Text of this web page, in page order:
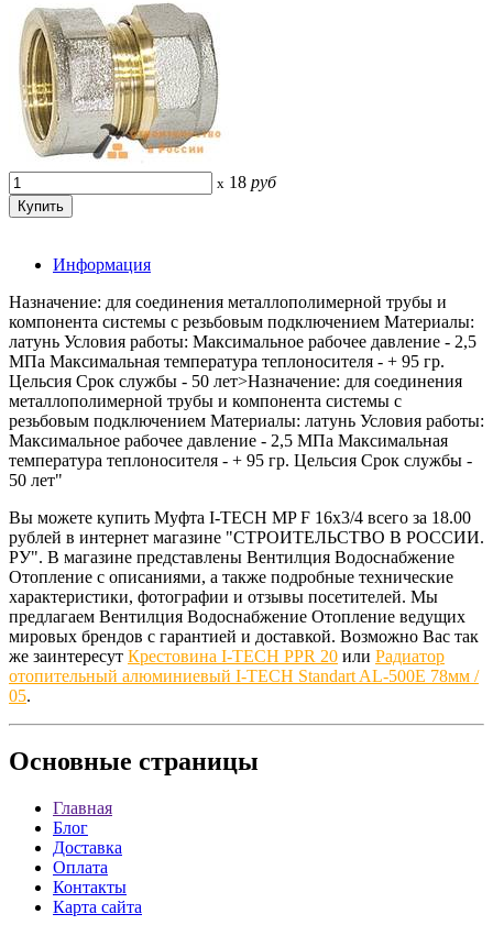
x 18 руб
Информация
Назначение: для соединения металлополимерной трубы и
компонента системы с резьбовым подключением Материалы:
латунь Условия работы: Максимальное рабочее давление - 2,5
МПа Максимальная температура теплоносителя - + 95 гр.
Цельсия Срок службы - 50 лет>Назначение: для соединения
металлополимерной трубы и компонента системы с
резьбовым подключением Материалы: латунь Условия работы:
Максимальное рабочее давление - 2,5 МПа Максимальная
температура теплоносителя - + 95 гр. Цельсия Срок службы -
50 лет"
Вы можете купить Муфта I-TECH MP F 16x3/4 всего за 18.00
рублей в интернет магазине "СТРОИТЕЛЬСТВО В РОССИИ.
РУ". В магазине представлены Вентилция Водоснабжение
Отопление с описаниями, а также подробные технические
характеристики, фотографии и отзывы посетителей. Мы
предлагаем Вентилция Водоснабжение Отопление ведущих
мировых брендов с гарантией и доставкой. Возможно Вас так
же заинтересут Крестовина I-TECH PPR 20 или Радиатор
отопительный алюминиевый I-TECH Standart AL-500Е 78мм /
05.
Основные страницы
Главная
Блог
Доставка
Оплата
Контакты
Карта сайта